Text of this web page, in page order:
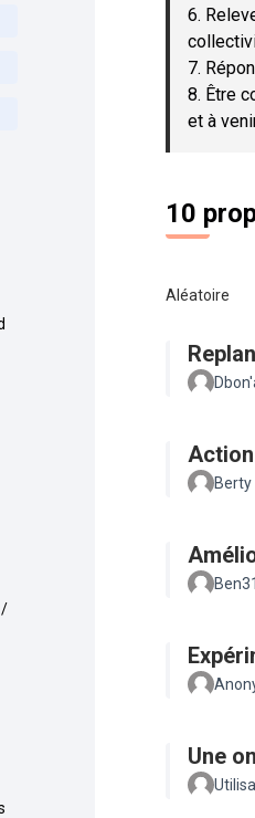
6.
7.
8. Être
et à
10
Aléatoire
Berty
Ben31
Une